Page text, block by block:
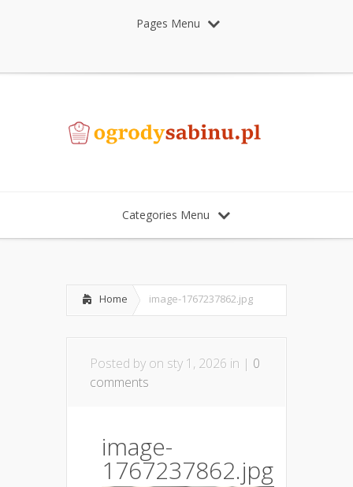
Pages Menu
Categories Menu
Home image-1767237862.jpg
Posted by on sty 1, 2026 in | 0
comments
image-
1767237862.jpg